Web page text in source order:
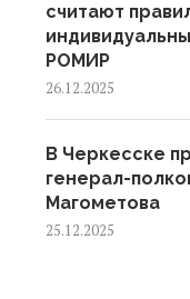
считают
РОМИР
26.12.2025
В Черкесске
генерал-
Магометова
25.12.2025